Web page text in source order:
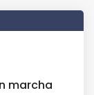
marcha